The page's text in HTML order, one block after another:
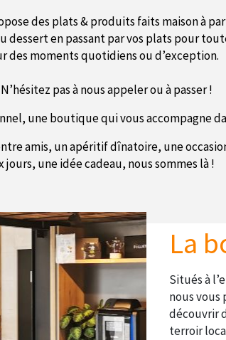
des plats & produits faits maison à
dessert en passant par vos plats pour
des moments quotidiens ou d’exception.
pas à nous appeler ou à passer !
une boutique qui vous accompagne
amis, un apéritif dînatoire, une
jours, une idée cadeau, nous sommes là !
La
Situés à
nous vous
découvrir
terroir